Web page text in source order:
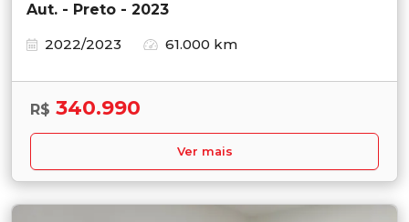
Aut. - Preto - 2023
2022/2023
61.000 km
R$ 340.990
Ver mais